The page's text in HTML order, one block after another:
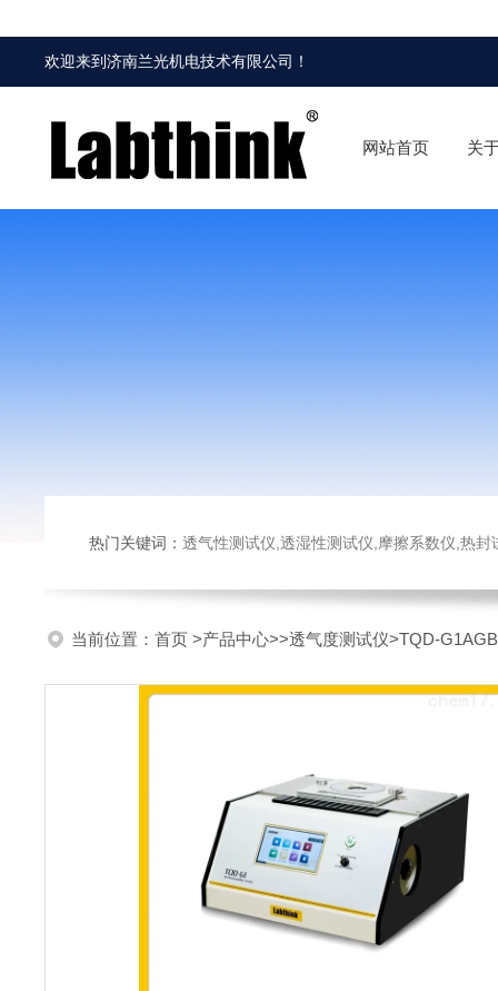
欢迎来到济南兰光机电技术有限公司 ！
网站首页 关
热门关键词： 透气性测试仪,透湿性测试仪,摩擦系数仪,热封试验仪,
当前位置： 首页 >产品中心>>透气度测试仪>TQD-